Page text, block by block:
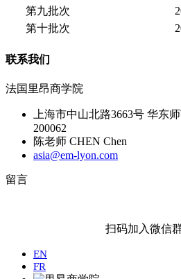
第九批次
第十批次
联系我们
法国里昂商学院
上海市中山北路3663号 华东
200062
陈老师 CHEN Chen
asia@em-lyon.com
留言
扫码加入微信
EN
FR